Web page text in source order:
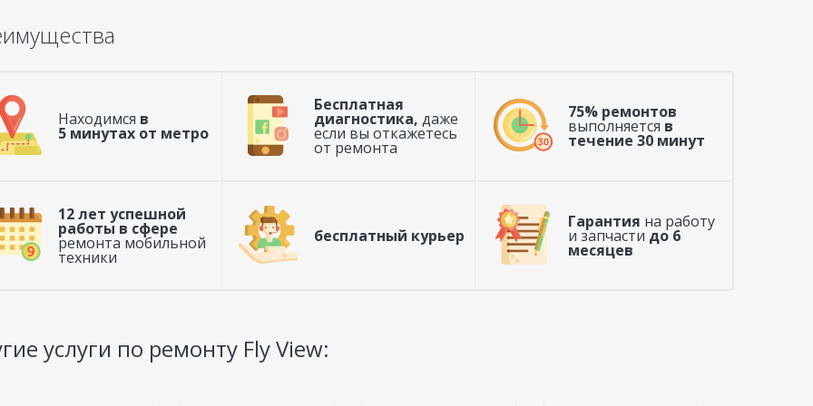
Находимся в
5 минутах от метро
Бесплатная
диагностика, даже
если вы откажетесь
от ремонта
75% ремонтов
выполняется в
течение 30 минут
12 лет успешной
работы в сфере
ремонта мобильной
техники
бесплатный курьер
Гарантия на работу
и запчасти до 6
месяцев
услуги по ремонту Fly View: